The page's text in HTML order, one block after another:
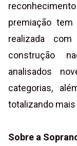
premiação
realizada
construção
analisados
categorias,
totalizando
Sobre a